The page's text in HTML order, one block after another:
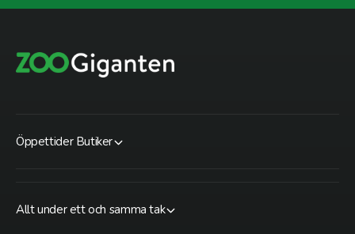
Öppettider Butiker
Allt under ett och samma tak